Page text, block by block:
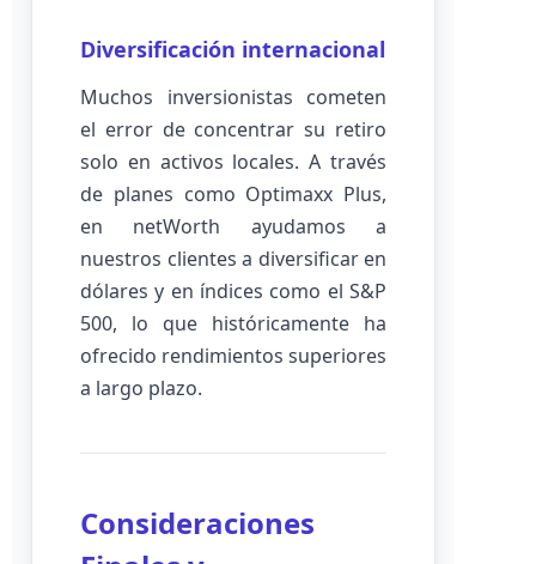
Diversificación internacional
Muchos inversionistas cometen
el error de concentrar su retiro
solo en activos locales. A través
de planes como Optimaxx Plus,
en netWorth ayudamos a
nuestros clientes a diversificar en
dólares y en índices como el S&P
500, lo que históricamente ha
ofrecido rendimientos superiores
a largo plazo.
Consideraciones